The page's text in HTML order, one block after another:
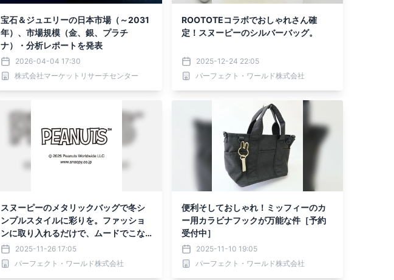
宝石＆ジュエリーの日本市場（～2031
年）、市場規模（金、銀、プラチ
ナ）・分析レポートを発表
2026-04-04 17:30
株式会社マーケットリサーチセンター
ROOTOTEコラボでおしゃれさん確
定！スヌーピーのシルバーバッグ。
2025-12-24 22:05
パーフェクト・ワールド株式会社
スヌーピーのメタリックバッグで冬シ
ンプルスタイルに彩りを。ファッショ
ンに取り入れるだけで、ムードでこな
れた印象に◎
2025-11-26 17:05
パーフェクト・ワールド株式会社
便利そしておしゃれ！ミッフィーのカ
ー用カラビナフックが万能な件［予約
受付中］
2025-11-10 19:05
パーフェクト・ワールド株式会社